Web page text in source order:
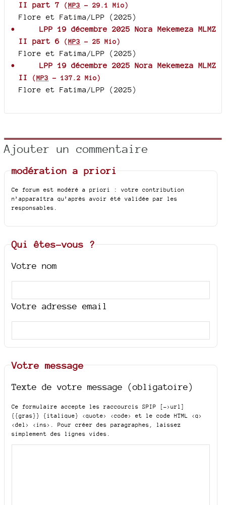
II part 7
(MP3 - 29.1 Mio)
Flore et Fatima/LPP (2025)
LPP 19 décembre 2025 Nora Mekemeza MLMZ
II part 6
(MP3 - 25 Mio)
Flore et Fatima/LPP (2025)
LPP 19 décembre 2025 Nora Mekemeza MLMZ
II
(MP3 - 137.2 Mio)
Flore et Fatima/LPP (2025)
Ajouter un commentaire
modération a priori
Ce forum est modéré a priori : votre contribution
n’apparaîtra qu’après avoir été validée par les
responsables.
Qui êtes-vous ?
Votre nom
Votre adresse email
Votre message
Texte de votre message (obligatoire)
Ce formulaire accepte les raccourcis SPIP
[->url]
{{gras}} {italique} <quote> <code>
et le code HTML <q>
<del> <ins> . Pour créer des paragraphes, laissez
simplement des lignes vides.